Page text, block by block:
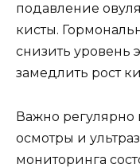
подавление
кисты.
снизить уровень
замедлить рост
Важно
осмотры и
мониторинга